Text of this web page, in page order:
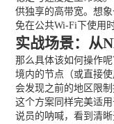
供独享的高带宽。想
免在公共Wi-Fi下使用
实战场景：从
那么具体该如何操作
境内的节点（或直接
会发现之前的地区限
这个方案同样完美适
说员的呐喊，看到清